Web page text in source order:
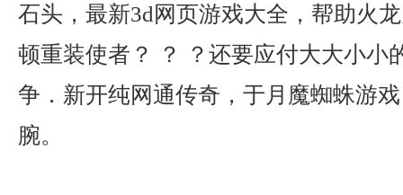
石头，最新3d网页游戏大全，帮助火
顿重装使者？ ？ ？还要应付大大小小
争．新开纯网通传奇，于月魔蜘蛛游
腕。